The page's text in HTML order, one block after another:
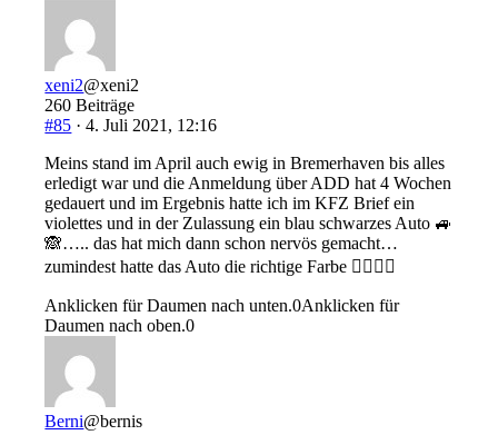
xeni2@xeni2
260 Beiträge
#85 · 4. Juli 2021, 12:16
Meins stand im April auch ewig in Bremerhaven bis alles
erledigt war und die Anmeldung über ADD hat 4 Wochen
gedauert und im Ergebnis hatte ich im KFZ Brief ein
violettes und in der Zulassung ein blau schwarzes Auto 🚙
🙈….. das hat mich dann schon nervös gemacht…
zumindest hatte das Auto die richtige Farbe 👍🏻🤩🤩
Anklicken für Daumen nach unten.0Anklicken für
Daumen nach oben.0
Berni@bernis